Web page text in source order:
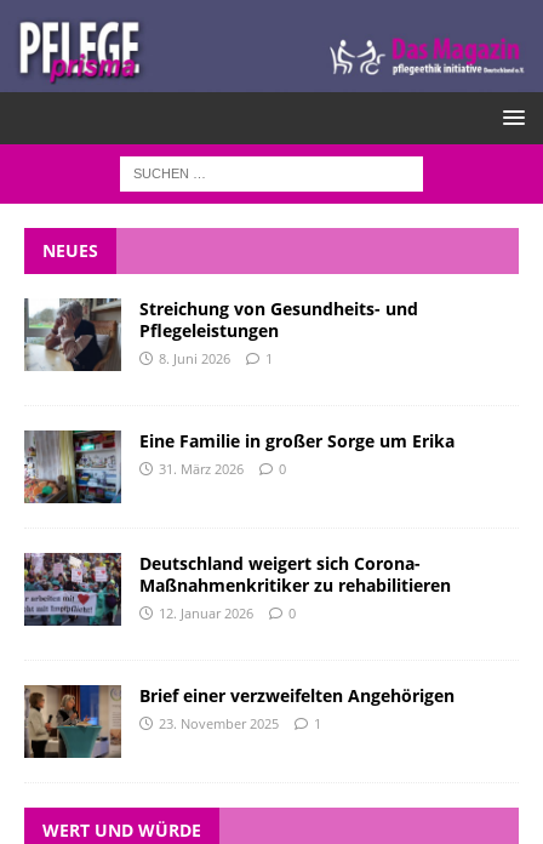
NEUES
Streichung von Gesundheits- und
Pflegeleistungen
8. Juni 2026 1
Eine Familie in großer Sorge um Erika
31. März 2026 0
Deutschland weigert sich Corona-
Maßnahmenkritiker zu rehabilitieren
12. Januar 2026 0
Brief einer verzweifelten Angehörigen
23. November 2025 1
WERT UND WÜRDE